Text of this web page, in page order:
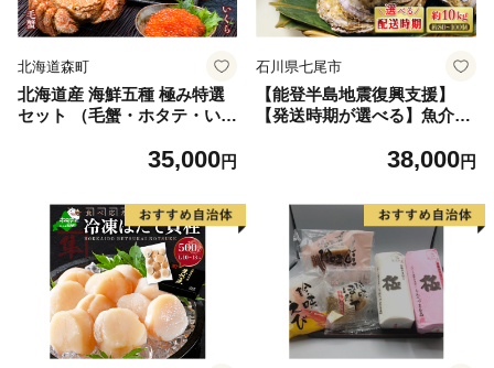
北海道森町
北海道産 海鮮五種 極み特選
セット （毛蟹・ホタテ・いく
イエスフーズ＞ 森町 海産物
35,000円
石川県七尾市
【能登半島地震復興支援】
【発送時期が選べる】魚介類
斗缶/約10kg（約80〜100個）
海」 石川県 七尾市 能登 ※要
加熱 ※2027年1月下旬〜5月
下旬頃に順次発送予定 ※離島
への配送不可
38,000円